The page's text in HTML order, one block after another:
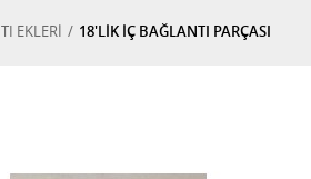
EKLERİ 18'LİK İÇ BAĞLANTI PARÇASI